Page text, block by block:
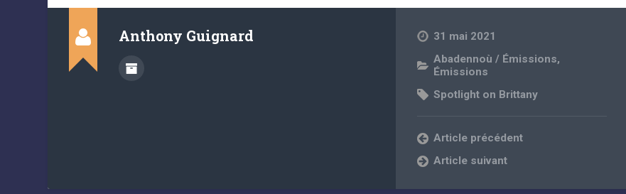
Anthony Guignard
31 mai 2021
Abadennoù / Émissions,
Émissions
Spotlight on Brittany
Article précédent
Article suivant